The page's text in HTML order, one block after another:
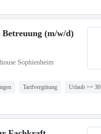
Betreuung (m/w/d)
Sophienheim
Tarifvergütung Urlaub >= 30